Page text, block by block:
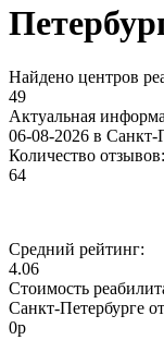
Найдено центров
49
Актуальная
06-08-2026 в Санкт-
Количество отзывов:
64
Средний рейтинг:
4.06
Стоимость
Санкт-Петербурге от
0р